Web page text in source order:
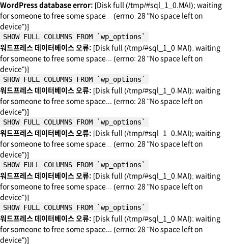
WordPress database error: [Disk full (/tmp/#sql_1_0.MAI); waiting
for someone to free some space... (errno: 28 "No space left on
device")]
SHOW FULL COLUMNS FROM `wp_options`
워드프레스 데이터베이스 오류: [Disk full (/tmp/#sql_1_0.MAI); waiting
for someone to free some space... (errno: 28 "No space left on
device")]
SHOW FULL COLUMNS FROM `wp_options`
워드프레스 데이터베이스 오류: [Disk full (/tmp/#sql_1_0.MAI); waiting
for someone to free some space... (errno: 28 "No space left on
device")]
SHOW FULL COLUMNS FROM `wp_options`
워드프레스 데이터베이스 오류: [Disk full (/tmp/#sql_1_0.MAI); waiting
for someone to free some space... (errno: 28 "No space left on
device")]
SHOW FULL COLUMNS FROM `wp_options`
워드프레스 데이터베이스 오류: [Disk full (/tmp/#sql_1_0.MAI); waiting
for someone to free some space... (errno: 28 "No space left on
device")]
SHOW FULL COLUMNS FROM `wp_options`
워드프레스 데이터베이스 오류: [Disk full (/tmp/#sql_1_0.MAI); waiting
for someone to free some space... (errno: 28 "No space left on
device")]